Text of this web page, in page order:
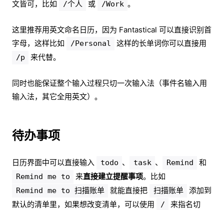
文皆可，比如
/个人 或 /Work 。
这里推荐用英文命名日历，因为 Fantastical 可以直接识别首
字母，这样比如
/Personal 这样的长单词你可以直接用
/p 来代替。
同时也能保证整个输入过程只切一次输入法（事件名输入用
输入法，其它全用英文）。
待办事项
日历界面中可以直接输入 todo 、 task 、 Remind 和
Remind me to 来直接建立提醒事项。比如
Remind me to 扫描账单 就能直接把 扫描账单
添加到
默认的清单里，如果想改变清单，可以使用
/ 来指名切